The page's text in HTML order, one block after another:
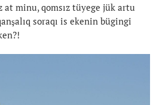
at minu, qomsız tüyege jük artu
soraqı is ekenin bügingi